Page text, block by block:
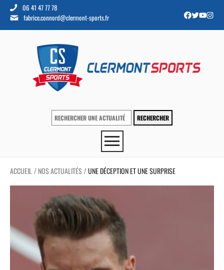
06 41 47 77 78
fabrice.connord@clermont-sports.fr
ACCUEIL / NOS ACTUALITÉS /UNE DÉCEPTION ET UNE SURPRISE